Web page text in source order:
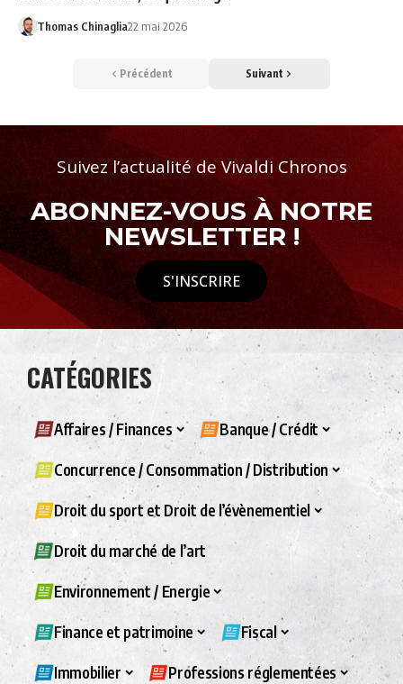
Thomas Chinaglia22 mai 2026
Précédent Suivant
Suivez l’actualité de Vivaldi Chronos
ABONNEZ-VOUS À NOTRE
NEWSLETTER !
S'INSCRIRE
CATÉGORIES
Affaires / Finances Banque / Crédit
Concurrence / Consommation / Distribution
Droit du sport et Droit de l’évènementiel
Droit du marché de l’art
Environnement / Energie
Finance et patrimoine Fiscal
Immobilier Professions réglementées